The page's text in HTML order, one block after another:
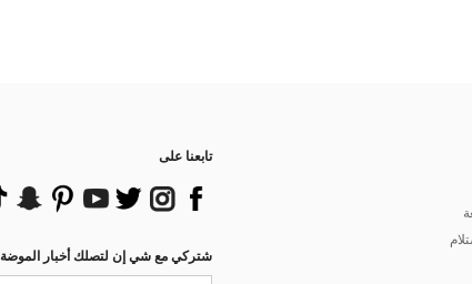
تابعنا على
شتركي مع شي إن لتصلك أخبار الموضة